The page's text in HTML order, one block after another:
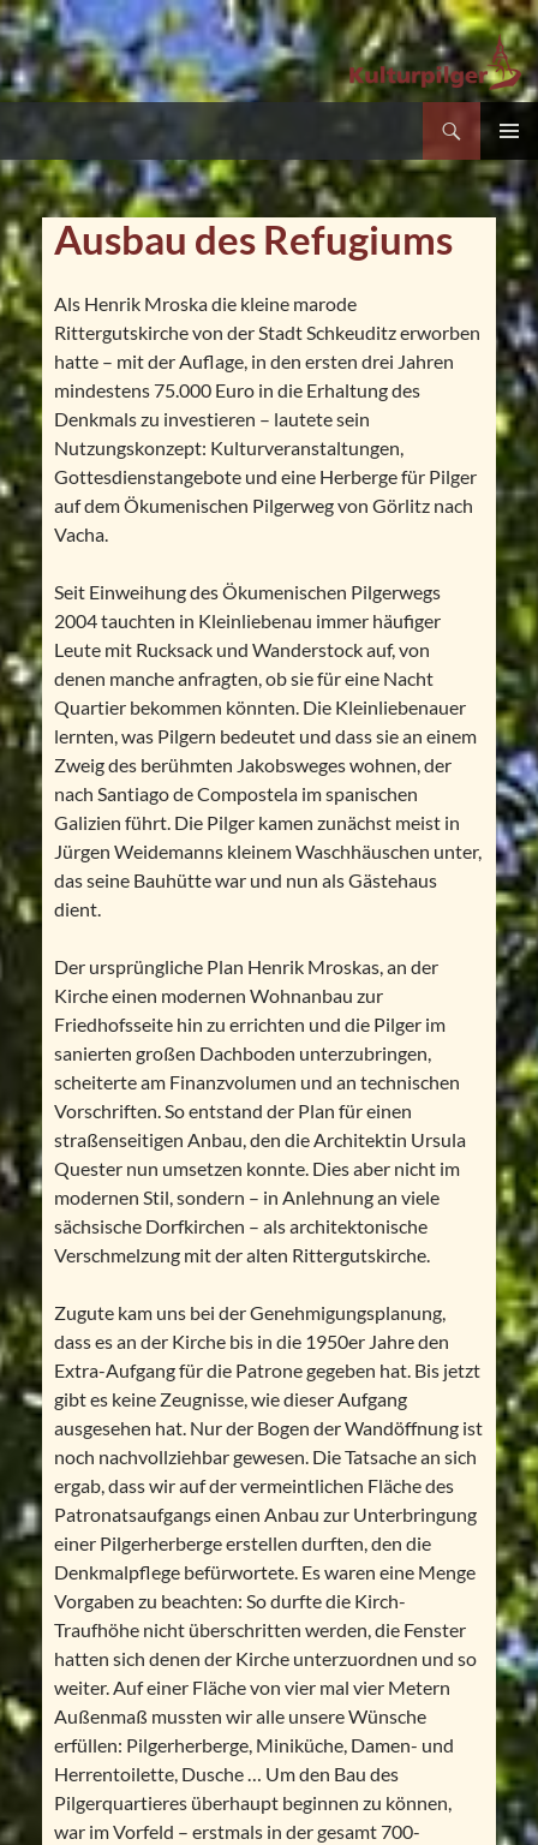
Kultur- und Pilgerverein Kleinliebenau e.V.
MENÜ
Inhalt
springen
Ausbau des Refugiums
Als Henrik Mroska die kleine marode
Rittergutskirche von der Stadt Schkeuditz erworben
hatte – mit der Auflage, in den ersten drei Jahren
mindestens 75.000 Euro in die Erhaltung des
Denkmals zu investieren – lautete sein
Nutzungskonzept: Kulturveranstaltungen,
Gottesdienstangebote und eine Herberge für Pilger
auf dem Ökumenischen Pilgerweg von Görlitz nach
Vacha.
Seit Einweihung des Ökumenischen Pilgerwegs
2004 tauchten in Kleinliebenau immer häufiger
Leute mit Rucksack und Wanderstock auf, von
denen manche anfragten, ob sie für eine Nacht
Quartier bekommen könnten. Die Kleinliebenauer
lernten, was Pilgern bedeutet und dass sie an einem
Zweig des berühmten Jakobsweges wohnen, der
nach Santiago de Compostela im spanischen
Galizien führt. Die Pilger kamen zunächst meist in
Jürgen Weidemanns kleinem Waschhäuschen unter,
das seine Bauhütte war und nun als Gästehaus
dient.
Der ursprüngliche Plan Henrik Mroskas, an der
Kirche einen modernen Wohnanbau zur
Friedhofsseite hin zu errichten und die Pilger im
sanierten großen Dachboden unterzubringen,
scheiterte am Finanzvolumen und an technischen
Vorschriften. So entstand der Plan für einen
straßenseitigen Anbau, den die Architektin Ursula
Quester nun umsetzen konnte. Dies aber nicht im
modernen Stil, sondern – in Anlehnung an viele
sächsische Dorfkirchen – als architektonische
Verschmelzung mit der alten Rittergutskirche.
Zugute kam uns bei der Genehmigungsplanung,
dass es an der Kirche bis in die 1950er Jahre den
Extra-Aufgang für die Patrone gegeben hat. Bis jetzt
gibt es keine Zeugnisse, wie dieser Aufgang
ausgesehen hat. Nur der Bogen der Wandöffnung ist
noch nachvollziehbar gewesen. Die Tatsache an sich
ergab, dass wir auf der vermeintlichen Fläche des
Patronatsaufgangs einen Anbau zur Unterbringung
einer Pilgerherberge erstellen durften, den die
Denkmalpflege befürwortete. Es waren eine Menge
Vorgaben zu beachten: So durfte die Kirch-
Traufhöhe nicht überschritten werden, die Fenster
hatten sich denen der Kirche unterzuordnen und so
weiter. Auf einer Fläche von vier mal vier Metern
Außenmaß mussten wir alle unsere Wünsche
erfüllen: Pilgerherberge, Miniküche, Damen- und
Herrentoilette, Dusche … Um den Bau des
Pilgerquartieres überhaupt beginnen zu können,
war im Vorfeld – erstmals in der gesamt 700-